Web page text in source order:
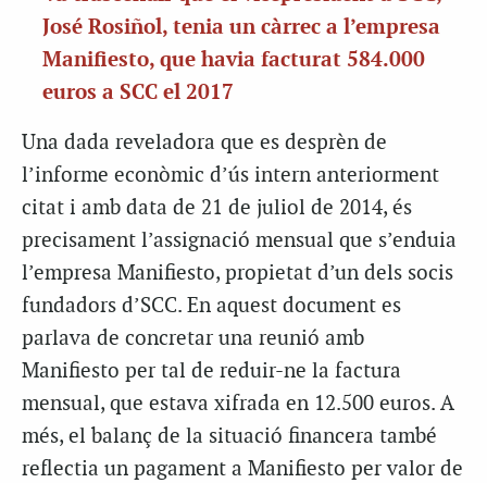
José Rosiñol, tenia un càrrec a l’empresa
Manifiesto, que havia facturat 584.000
euros a SCC el 2017
Una dada reveladora que es desprèn de
l’informe econòmic d’ús intern anteriorment
citat i amb data de 21 de juliol de 2014, és
precisament l’assignació mensual que s’enduia
l’empresa Manifiesto, propietat d’un dels socis
fundadors d’SCC. En aquest document es
parlava de concretar una reunió amb
Manifiesto per tal de reduir-ne la factura
mensual, que estava xifrada en 12.500 euros. A
més, el balanç de la situació financera també
reflectia un pagament a Manifiesto per valor de